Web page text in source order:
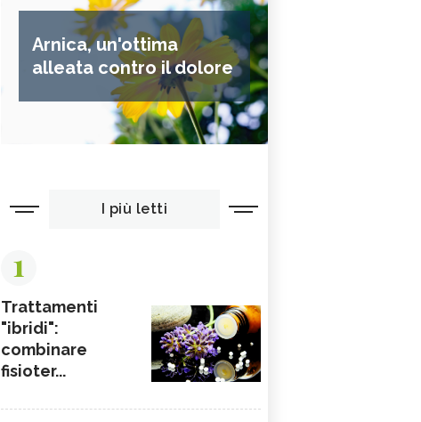
Arnica, un'ottima
alleata contro il dolore
I più letti
1
Trattamenti
"ibridi":
combinare
fisioter...